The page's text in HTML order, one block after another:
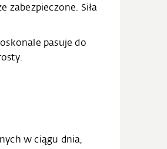
zabezpieczone. Siła
pasuje do
w ciągu dnia,